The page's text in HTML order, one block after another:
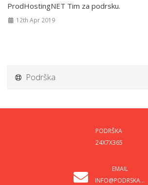
ProdHostingNET Tim za podrsku.
12th Apr 2019
Podrška
PODRŠKA
24X7X365
EMAIL
INFO@PODRSKA...